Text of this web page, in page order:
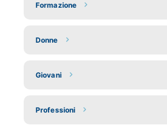
Formazione
Donne
Giovani
Professioni